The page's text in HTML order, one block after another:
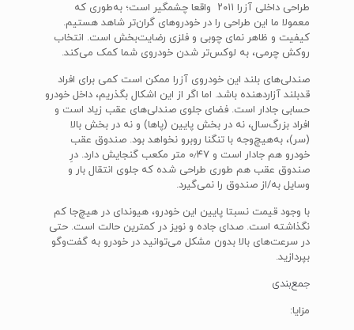
طراحی داخلی آزرا ۲۰۱۱ واقعا چشمگیر است؛ به‌طوری که
معمولا ما این طراحی را در خودروهای گران‌تر شاهد هستیم.
کیفیت و ظاهر نمای چوبی و فلزی رضایت‌بخش است. انتخاب
روکش چرمی، به لوکس‌تر شدن خودروی شما کمک می‌کند.
صندلی‌های بلند این خودروی آزرا ممکن است کمی برای افراد
قدبلند آزاردهنده باشد. اما اگر از این اشکال بگذریم، داخل خودرو
حسابی جادار است. فضای جلوی صندلی‌های عقب زیاد است و
افراد بزرگ‌سال، نه در بخش پایین (پاها) و نه در بخش بالا
(سر)، به‌هیچ‌وجه با تنگنا روبرو نخواهد بود. صندوق عقب
خودرو هم جادار است و ۰٫۴۷ متر مکعب گنجایش دارد. درِ
صندوق عقب هم طوری طراحی شده که جلوی انتقال بار و
وسایل به/از صندوق را نمی‌گیرد.
با وجود قیمت نسبتا پایین این خودرو، هیوندای در هیچ‌جا کم
نگذاشته است. صدای جاده و نویز در کمترین حالت است. حتی
در سرعت‌های بالا بدون مشکل می‌توانید در خودرو به گفت‌وگو
بپردازید.
جمع‌بندی
مزایا: